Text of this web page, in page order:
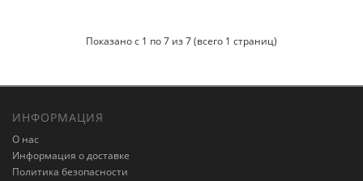
Показано с 1 по 7 из 7 (всего 1 страниц)
ИНФОРМАЦИЯ
О нас
Информация о доставке
Политика безопасности